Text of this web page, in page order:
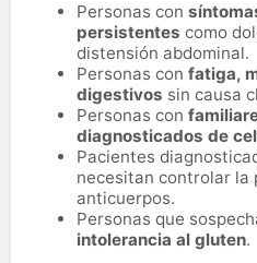
Personas con
persistentes como
distensión abdominal.
Personas con fatiga,
digestivos sin causa
Personas con
diagnosticados de
Pacientes
necesitan controlar la
anticuerpos.
Personas que
intolerancia al gluten.